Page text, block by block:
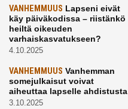
VANHEMMUUS Lapseni eivät
käy päiväkodissa – riistänkö
heiltä oikeuden
varhaiskasvatukseen?
4.10.2025
VANHEMMUUS Vanhemman
somejulkaisut voivat
aiheuttaa lapselle ahdistusta
3.10.2025